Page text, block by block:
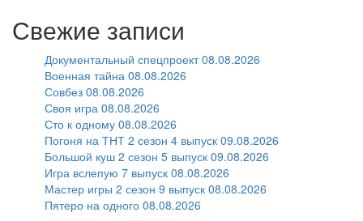
Свежие записи
Документальный спецпроект 08.08.2026
Военная тайна 08.08.2026
Совбез 08.08.2026
Своя игра 08.08.2026
Сто к одному 08.08.2026
Погоня на ТНТ 2 сезон 4 выпуск 09.08.2026
Большой куш 2 сезон 5 выпуск 09.08.2026
Игра вслепую 7 выпуск 08.08.2026
Мастер игры 2 сезон 9 выпуск 08.08.2026
Пятеро на одного 08.08.2026